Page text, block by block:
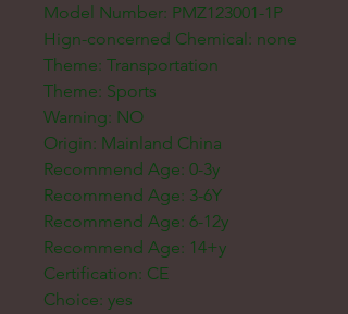
Model Number: PMZ123001-1P
Hign-concerned Chemical: none
Theme: Transportation
Theme: Sports
Warning: NO
Origin: Mainland China
Recommend Age: 0-3y
Recommend Age: 3-6Y
Recommend Age: 6-12y
Recommend Age: 14+y
Certification: CE
Choice: yes